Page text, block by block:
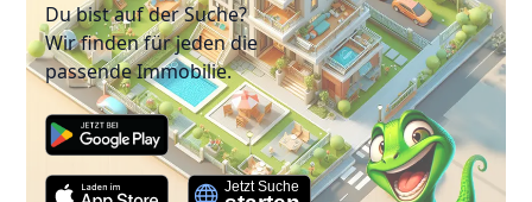
Du bist auf der Suche?
Wir finden für jeden die
passende Immobilie.